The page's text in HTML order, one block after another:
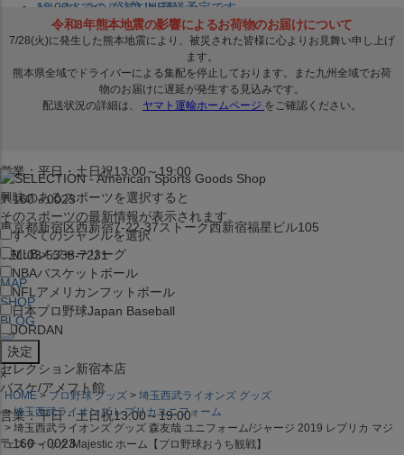
セレクション公式LINE@
営業：平日・土日祝13:00～19:00
〒160－0023
東京都新宿区西新宿7-22-37ストーク西新宿福星ビル105
TEL:03-5338-7231
MAP
SHOP
BLOG
セレクション新宿本店
バスケ/アメフト館
営業：平日・土日祝13:00～19:00
〒160－0023
12:00までのご注文は発送予定です。
在庫品は 1-3営業日内で発送!! ※お取寄せ商品は対象外
興味のあるスポーツを選択すると
そのスポーツの最新情報が表示されます。
すべてのジャンルを選択
MLBメジャーリーグ
NBAバスケットボール
NFL アメリカンフットボール
日本プロ野球Japan Baseball
JORDAN
x
HOME プロ野球 グッズ
埼玉西武ライオンズ グッズ
埼玉西武ライオンズ レプリカユニフォーム
埼玉西武ライオンズ グッズ 森友哉 ユニフォーム/ジャージ 2019 レプリカ マジ
ェスティック/Majestic ホーム【プロ野球おうち観戦】